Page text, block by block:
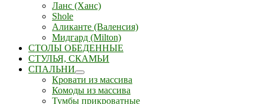
Ланс (Ханс)
Shole
Аликанте (Валенсия)
Мидгард (Milton)
СТОЛЫ ОБЕДЕННЫЕ
СТУЛЬЯ, СКАМЬИ
СПАЛЬНИ
Кровати из массива
Комоды из массива
Тумбы прикроватные